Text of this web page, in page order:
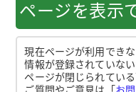
ページを表示
現在ページが利用でき
情報が登録されていな
ページが閉じられている
ご質問やご意見は「お